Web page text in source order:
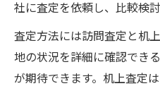
社に査定を依頼し、比較検
査定方法には訪問査定と机
地の状況を詳細に確認でき
が期待できます。机上査定